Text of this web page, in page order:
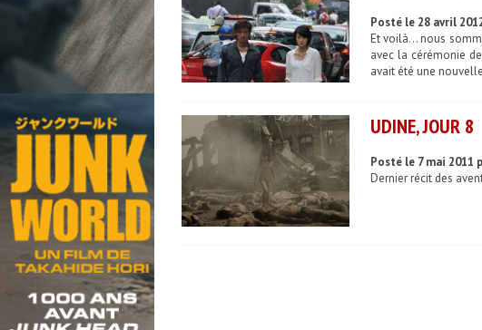
Posté le 28 avril
Et voilà… nous
avec la cérémonie
avait été une
UDINE, JOUR 8
Posté le 7 mai 2011
Dernier récit des